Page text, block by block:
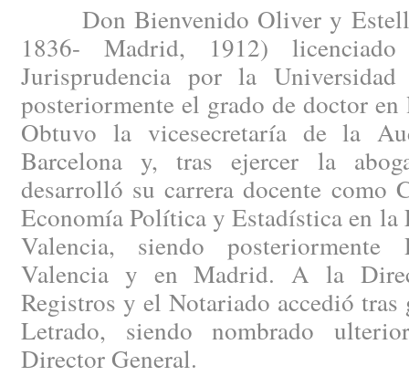
Don Bienvenido Oliver y
1836- Madrid, 1912)
Jurisprudencia por la
posteriormente el grado de doctor
Obtuvo la vicesecretaría de la
Barcelona y, tras ejercer la
desarrolló su carrera docente como
Economía Política y Estadística en la
Valencia, siendo
Valencia y en Madrid. A la
Registros y el Notariado accedió tras
Letrado, siendo nombrado
Director General.